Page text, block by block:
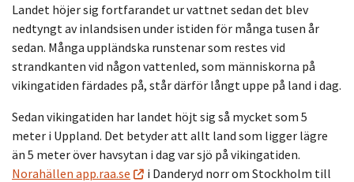
Landet höjer sig fortfarandet ur vattnet sedan det blev
nedtyngt av inlandsisen under istiden för många tusen år
sedan. Många uppländska runstenar som restes vid
strandkanten vid någon vattenled, som människorna på
vikingatiden färdades på, står därför långt uppe på land i dag.
Sedan vikingatiden har landet höjt sig så mycket som 5
meter i Uppland. Det betyder att allt land som ligger lägre
än 5 meter över havsytan i dag var sjö på vikingatiden.
Norahällen app.raa.se
i Danderyd norr om Stockholm till